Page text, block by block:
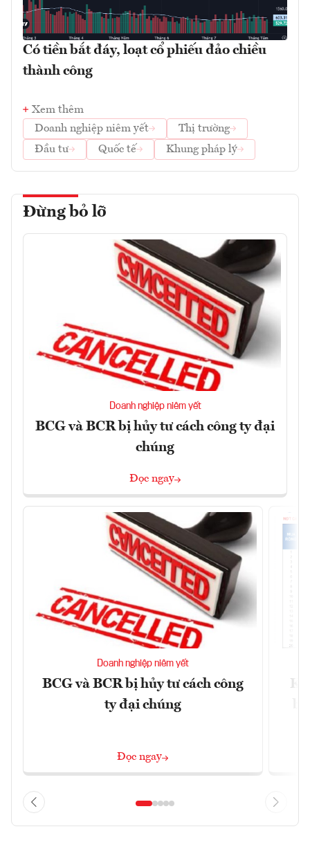
Có tiền bắt đáy, loạt cổ phiếu đảo chiều
thành công
Xem thêm
Doanh nghiệp niêm yết
Thị trường
Đầu tư
Quốc tế Khung pháp lý
Đừng bỏ lỡ
Doanh nghiệp niêm yết
BCG và BCR bị hủy tư cách công ty đại
chúng
Đọc ngay
Doanh nghiệp niêm yết
BCG và BCR bị hủy tư cách công
ty đại chúng
Đọc ngay